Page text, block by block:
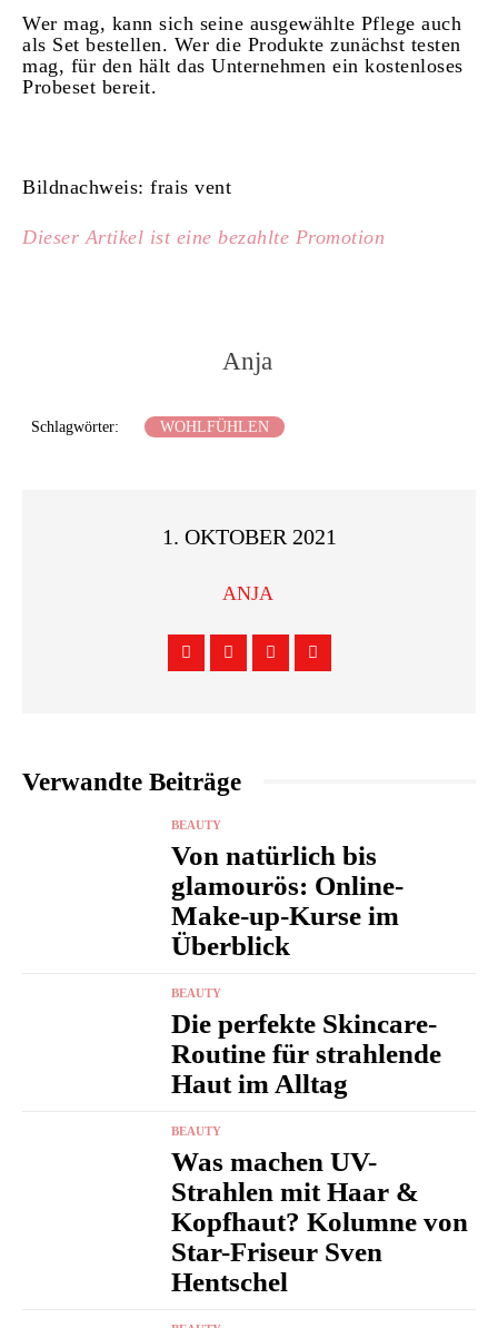
Wer mag, kann sich seine ausgewählte Pflege auch
als Set bestellen. Wer die Produkte zunächst testen
mag, für den hält das Unternehmen ein kostenloses
Probeset bereit.
Bildnachweis: frais vent
Dieser Artikel ist eine bezahlte Promotion
Anja
Schlagwörter: WOHLFÜHLEN
1. OKTOBER 2021
ANJA
Verwandte Beiträge
BEAUTY
Von natürlich bis
glamourös: Online-
Make-up-Kurse im
Überblick
BEAUTY
Die perfekte Skincare-
Routine für strahlende
Haut im Alltag
BEAUTY
Was machen UV-
Strahlen mit Haar &
Kopfhaut? Kolumne von
Star-Friseur Sven
Hentschel